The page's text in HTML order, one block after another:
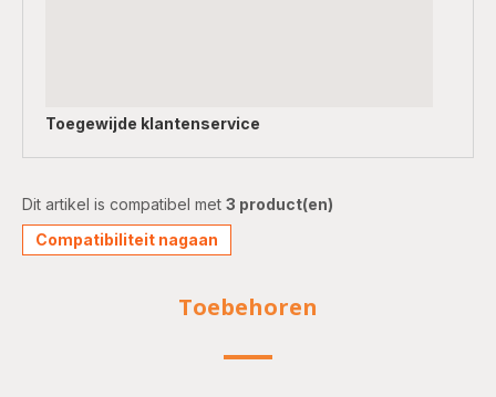
Toegewijde klantenservice
Dit artikel is compatibel met 3 product(en)
Compatibiliteit nagaan
Toebehoren